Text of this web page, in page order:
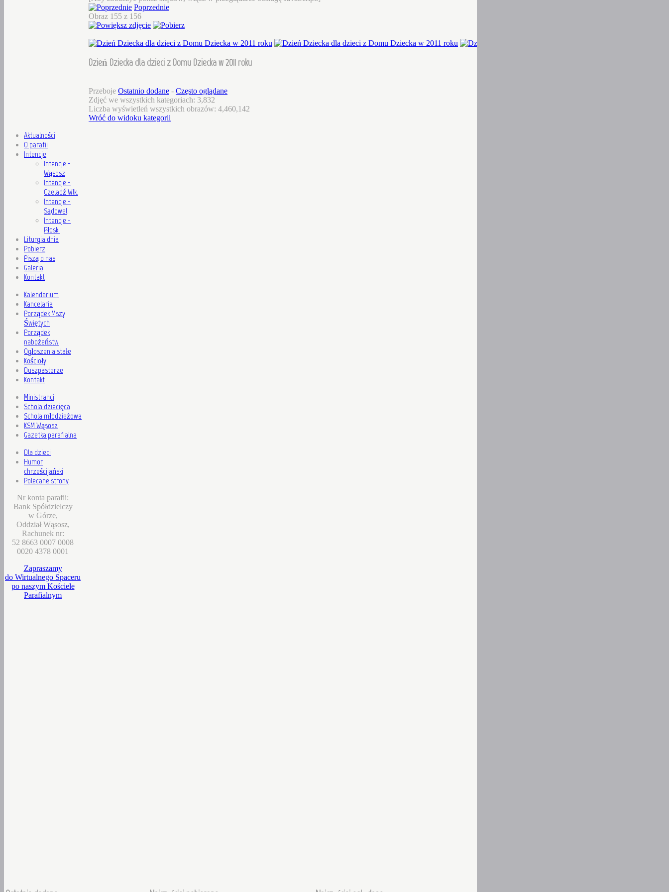
Poprzednie
Obraz 155 z 156
Dzień Dziecka dla dzieci z Domu Dziecka w 2011 roku
Przeboje Ostatnio dodane - Często oglądane
Zdjęć we wszystkich kategoriach: 3,832
Liczba wyświetleń wszystkich obrazów: 4,460,142
Wróć do widoku kategorii
Aktualności
O parafii
Intencje
Intencje -
Wąsosz
Intencje -
Czeladź Wlk.
Intencje -
Sądowel
Intencje -
Płoski
Liturgia dnia
Pobierz
Piszą o nas
Galeria
Kontakt
Kalendarium
Kancelaria
Porządek Mszy
Świętych
Porządek
nabożeństw
Ogłoszenia stałe
Kościoły
Duszpasterze
Kontakt
Ministranci
Schola dziecięca
Schola młodzieżowa
KSM Wąsosz
Gazetka parafialna
Dla dzieci
Humor
chrześcijański
Polecane strony
Nr konta parafii:
Bank Spółdzielczy
w Górze,
Oddział Wąsosz,
Rachunek nr:
52 8663 0007 0008
0020 4378 0001
Zapraszamy
do Wirtualnego Spaceru
po naszym Kościele
Parafialnym